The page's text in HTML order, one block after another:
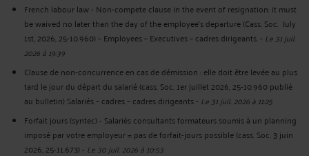
French labour law - Non-compete clause in the event of resignation: it must
be waived no later than the day of the employee's departure (Cass. Soc. July
1st, 2026, 25-10.960) – Employees – Executives – cadres dirigeants.- Le 31 juil.
2026 à 19:39
Clause de non-concurrence en cas de démission : elle doit être levée au plus
tard le jour du départ du salarié (cass. Soc. 1er juillet 2026, 25-10.960 publié
au bulletin) Salariés – cadres – cadres dirigeants- Le 31 juil. 2026 à 11:25
Forfait jours (syntec) - Salariés consultants formateurs soumis à un planning
imposé par votre employeur = pas de forfait-jours possible (cass. Soc. 3 juin
2026, 25-11.673)- Le 30 juil. 2026 à 10:53